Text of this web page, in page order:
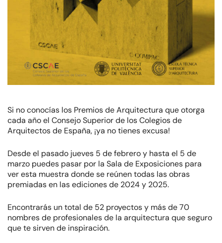
Si no conocías los Premios de Arquitectura que otorga
cada año el Consejo Superior de los Colegios de
Arquitectos de España, ¡ya no tienes excusa!
Desde el pasado jueves 5 de febrero y hasta el 5 de
marzo puedes pasar por la Sala de Exposiciones para
ver esta muestra donde se reúnen todas las obras
premiadas en las ediciones de 2024 y 2025.
Encontrarás un total de 52 proyectos y más de 70
nombres de profesionales de la arquitectura que seguro
que te sirven de inspiración.